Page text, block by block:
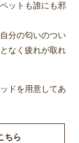
ットも誰にも邪
分の匂いのつい
なく疲れが取れ
ドを用意してあ
ちら